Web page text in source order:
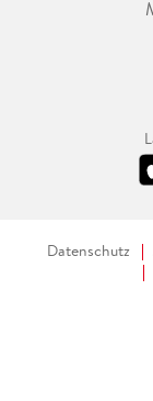
Datenschutz